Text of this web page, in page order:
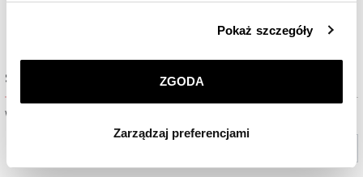
przez nas plików cookie znajdziesz wPolityce
prywatności.
korzystamy. Możesz również wybrać jaki rodzaj plików
Pokaż szczegóły
ZGODA
Zarządzaj preferencjami
Sprawdź dostępność w salonie
Wybierz miasto lub salon